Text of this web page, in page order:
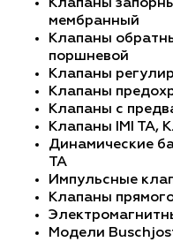
Клапаны
мембранный
Клапаны
поршневой
Клапаны
Клапаны
Клапаны с
Клапаны IMI TA,
Динамические
TA
Импульсные
Клапаны
Модели